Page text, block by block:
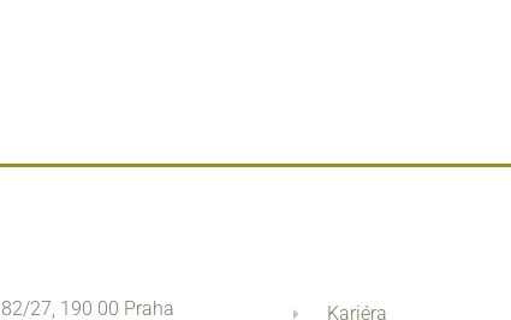
27, 190 00 Praha Kariéra